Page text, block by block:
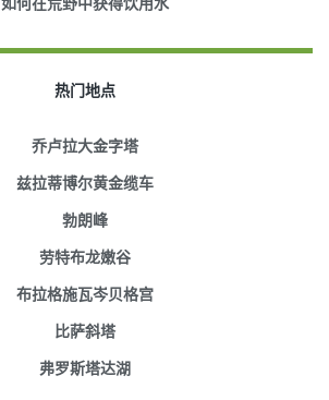
热门地点
乔卢拉大金字塔
兹拉蒂博尔黄金缆车
勃朗峰
劳特布龙嫩谷
布拉格施瓦岑贝格宫
比萨斜塔
弗罗斯塔达湖